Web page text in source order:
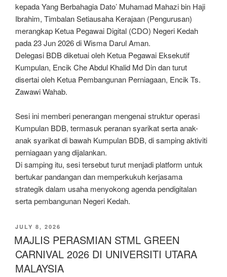
kepada Yang Berbahagia Dato’ Muhamad Mahazi bin Haji
Ibrahim, Timbalan Setiausaha Kerajaan (Pengurusan)
merangkap Ketua Pegawai Digital (CDO) Negeri Kedah
pada 23 Jun 2026 di Wisma Darul Aman.
Delegasi BDB diketuai oleh Ketua Pegawai Eksekutif
Kumpulan, Encik Che Abdul Khalid Md Din dan turut
disertai oleh Ketua Pembangunan Perniagaan, Encik Ts.
Zawawi Wahab.
Sesi ini memberi penerangan mengenai struktur operasi
Kumpulan BDB, termasuk peranan syarikat serta anak-
anak syarikat di bawah Kumpulan BDB, di samping aktiviti
perniagaan yang dijalankan.
Di samping itu, sesi tersebut turut menjadi platform untuk
bertukar pandangan dan memperkukuh kerjasama
strategik dalam usaha menyokong agenda pendigitalan
serta pembangunan Negeri Kedah.
JULY 8, 2026
MAJLIS PERASMIAN STML GREEN
CARNIVAL 2026 DI UNIVERSITI UTARA
MALAYSIA